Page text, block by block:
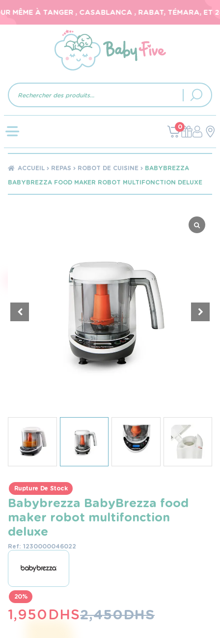
À TANGER , CASABLANCA , RABAT, TÉMARA, ET 24-
Recherche
de
produits
0
ACCUEIL REPAS ROBOT DE CUISINE
BABYBREZZA
BABYBREZZA FOOD MAKER ROBOT MULTIFONCTION DELUXE
Rupture De Stock
Babybrezza BabyBrezza food
maker robot multifonction
deluxe
Ref: 1230000046022
2,450DHS
LE
1,950 DHS
LE
20%